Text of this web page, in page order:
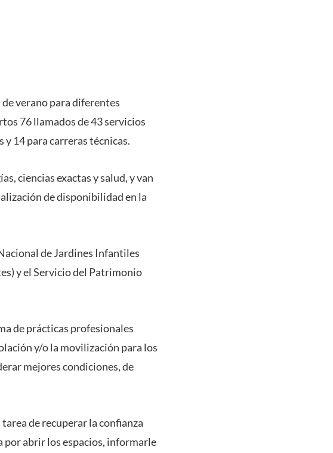
verano para diferentes
76 llamados de 43 servicios
14 para carreras técnicas.
ciencias exactas y salud, y van
de disponibilidad en la
de Jardines Infantiles
y el Servicio del Patrimonio
de prácticas profesionales
y/o la movilización para los
mejores condiciones, de
de recuperar la confianza
por abrir los espacios, informarle